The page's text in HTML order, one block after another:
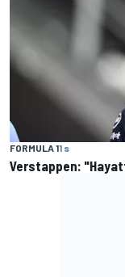
FORMULA 11 s
Verstappen: